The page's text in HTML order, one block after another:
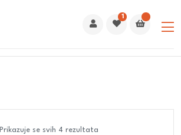
1
Prikazuje se svih 4 rezultata